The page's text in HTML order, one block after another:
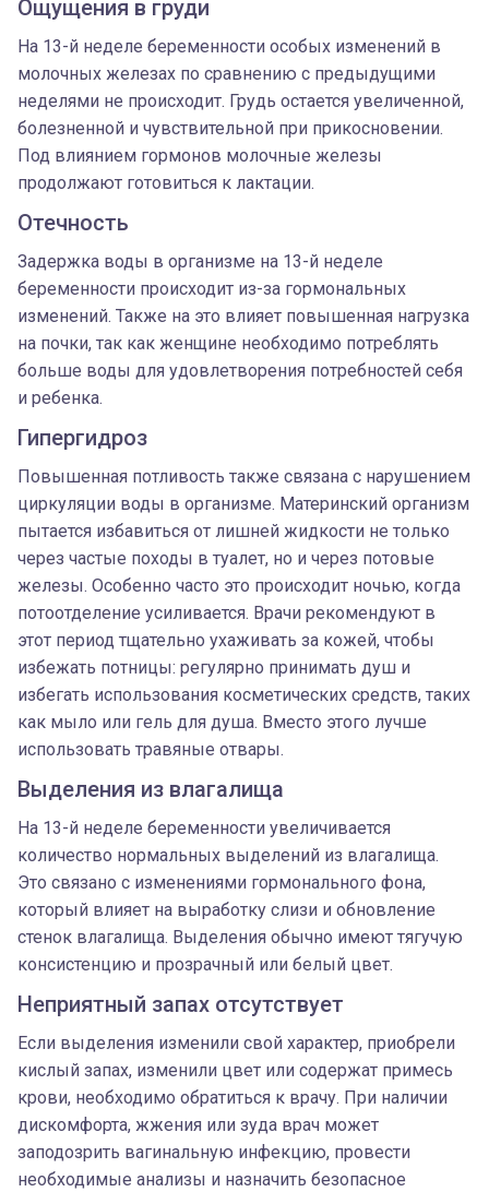
Ощущения в груди
На 13-й неделе беременности особых изменений в
молочных железах по сравнению с предыдущими
неделями не происходит. Грудь остается увеличенной,
болезненной и чувствительной при прикосновении.
Под влиянием гормонов молочные железы
продолжают готовиться к лактации.
Отечность
Задержка воды в организме на 13-й неделе
беременности происходит из-за гормональных
изменений. Также на это влияет повышенная нагрузка
на почки, так как женщине необходимо потреблять
больше воды для удовлетворения потребностей себя
и ребенка.
Гипергидроз
Повышенная потливость также связана с нарушением
циркуляции воды в организме. Материнский организм
пытается избавиться от лишней жидкости не только
через частые походы в туалет, но и через потовые
железы. Особенно часто это происходит ночью, когда
потоотделение усиливается. Врачи рекомендуют в
этот период тщательно ухаживать за кожей, чтобы
избежать потницы: регулярно принимать душ и
избегать использования косметических средств, таких
как мыло или гель для душа. Вместо этого лучше
использовать травяные отвары.
Выделения из влагалища
На 13-й неделе беременности увеличивается
количество нормальных выделений из влагалища.
Это связано с изменениями гормонального фона,
который влияет на выработку слизи и обновление
стенок влагалища. Выделения обычно имеют тягучую
консистенцию и прозрачный или белый цвет.
Неприятный запах отсутствует
Если выделения изменили свой характер, приобрели
кислый запах, изменили цвет или содержат примесь
крови, необходимо обратиться к врачу. При наличии
дискомфорта, жжения или зуда врач может
заподозрить вагинальную инфекцию, провести
необходимые анализы и назначить безопасное